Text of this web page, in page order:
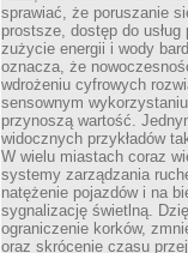
sprawiać, że poruszanie
prostsze, dostęp do
zużycie energii i wody
oznacza, że
wdrożeniu cyfrowych
sensownym
przynoszą wartość.
widocznych przykładów
W wielu miastach coraz
systemy zarządzania
natężenie pojazdów i na
sygnalizację świetlną.
ograniczenie korków,
oraz skrócenie czasu